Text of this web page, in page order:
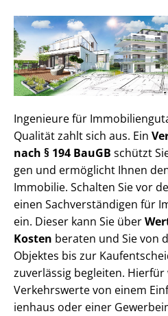
Ingenieure für
Qualität zahlt sich aus. Ein
nach § 194 BauGB schützt
gen und ermöglicht Ihnen
Immobilie. Schalten Sie vor
einen Sach­ver­stän­di­gen für
ein. Dieser kann Sie über
Kosten beraten und Sie von
Objektes bis zur
zuverlässig begleiten.
Verkehrswerte von einem
i­en­haus oder einer